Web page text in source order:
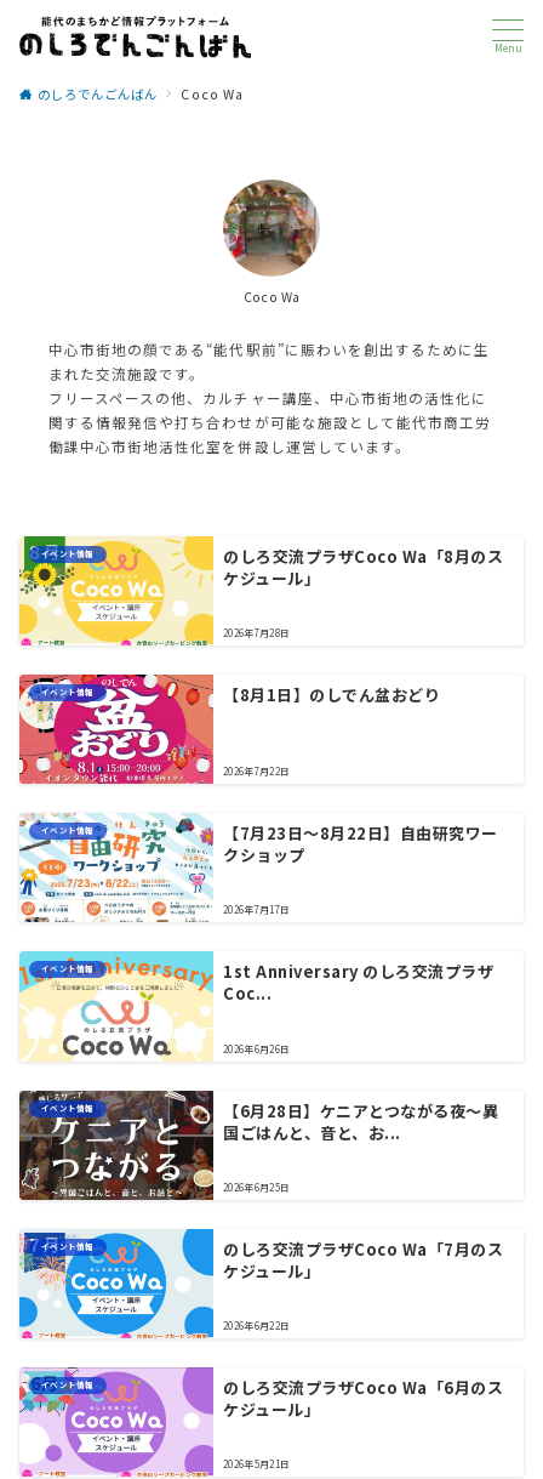
Menu
のしろでんごんばん Coco Wa
Coco Wa
中心市街地の顔である“能代駅前”に賑わいを創出するために生
まれた交流施設です。
フリースペースの他、カルチャー講座、中心市街地の活性化に
関する情報発信や打ち合わせが可能な施設として能代市商工労
働課中心市街地活性化室を併設し運営しています。
イベント情報
のしろ交流プラザCoco Wa「8月のス
ケジュール」
2026年7月28日
イベント情報 【8月1日】のしでん盆おどり
2026年7月22日
イベント情報
【7月23日〜8月22日】自由研究ワー
クショップ
2026年7月17日
イベント情報
1st Anniversary のしろ交流プラザ
Coc...
2026年6月26日
イベント情報
【6月28日】ケニアとつながる夜〜異
国ごはんと、音と、お...
2026年6月25日
イベント情報
のしろ交流プラザCoco Wa「7月のス
ケジュール」
2026年6月22日
イベント情報
のしろ交流プラザCoco Wa「6月のス
ケジュール」
2026年5月21日